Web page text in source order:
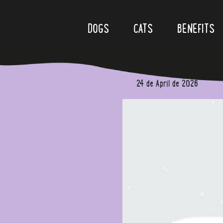
DOGS CATS BENEFITS
Is
24 de April de 2026